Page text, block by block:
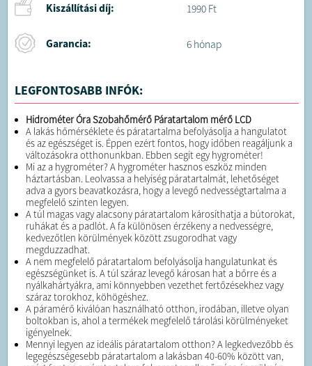
Kiszállítási díj: 1990 Ft
Garancia: 6 hónap
LEGFONTOSABB INFÓK:
Hidrométer Óra Szobahőmérő Páratartalom mérő LCD
A lakás hőmérséklete és páratartalma befolyásolja a hangulatot
és az egészséget is. Éppen ezért fontos, hogy időben reagáljunk a
változásokra otthonunkban. Ebben segít egy hygrométer!
Mi az a hygrométer? A hygrométer hasznos eszköz minden
háztartásban. Leolvassa a helyiség páratartalmát, lehetőséget
adva a gyors beavatkozásra, hogy a levegő nedvességtartalma a
megfelelő szinten legyen.
A túl magas vagy alacsony páratartalom károsíthatja a bútorokat,
ruhákat és a padlót. A fa különösen érzékeny a nedvességre,
kedvezőtlen körülmények között zsugorodhat vagy
megduzzadhat.
A nem megfelelő páratartalom befolyásolja hangulatunkat és
egészségünket is. A túl száraz levegő károsan hat a bőrre és a
nyálkahártyákra, ami könnyebben vezethet fertőzésekhez vagy
száraz torokhoz, köhögéshez.
A páramérő kiválóan használható otthon, irodában, illetve olyan
boltokban is, ahol a termékek megfelelő tárolási körülményeket
igényelnek.
Mennyi legyen az ideális páratartalom otthon? A legkedvezőbb és
legegészségesebb páratartalom a lakásban 40-60% között van,